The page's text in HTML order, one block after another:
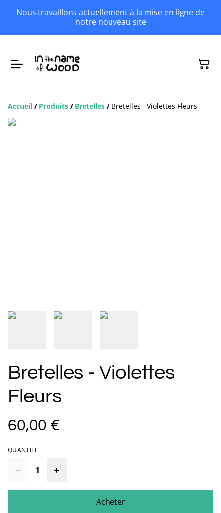
Nous travaillons actuellement à la mise en ligne de
notre nouveau site
Accueil / Produits / Bretelles / Bretelles - Violettes Fleurs
Bretelles - Violettes
Fleurs
60,00 €
QUANTITÉ
Acheter